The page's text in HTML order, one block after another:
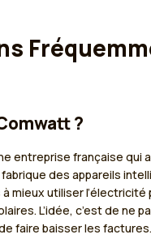
?
entreprise française qui
fabrique des appareils
mieux utiliser l’électricité
L’idée, c’est de ne
faire baisser les factures.